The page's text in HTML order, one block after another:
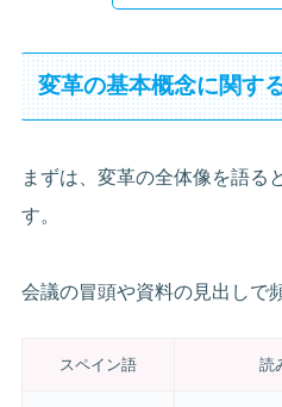
変革の基本概念に関す
まずは、変革の全体像を語る
す。
会議の冒頭や資料の見出しで
スペイン語 読